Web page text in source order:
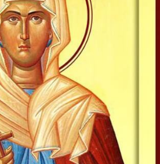
Apostolul zilei
aceasta este: mărturia conștiinței
în lume, și mai ales la voi, în
nu în înțelepciune...
Ap. II Corinteni 1, 12-20
Evanghelia zilei
apropiat de Iisus saducheii, cei ce
înviere, și L-au întrebat, zicând: